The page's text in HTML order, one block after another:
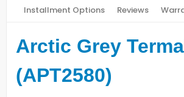
Installment Options Reviews
Arctic Grey
(APT2580)